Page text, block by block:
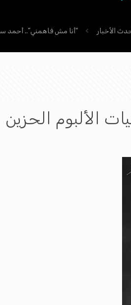
الأخبار “أنا مش فاهمني”.. أحمد
الألبوم الحزين